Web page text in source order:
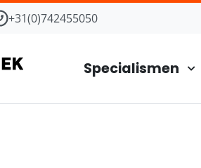
+31(0)742455050
Specialismen